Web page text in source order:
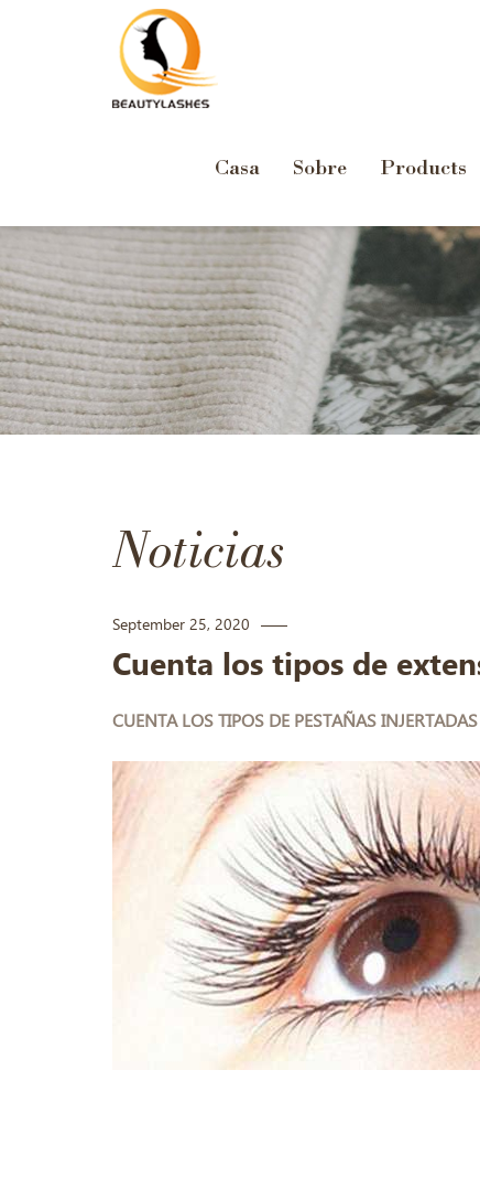
Casa Sobre Products
Noticias
September 25, 2020
Cuenta los tipos de
CUENTA LOS TIPOS DE PESTAÑAS